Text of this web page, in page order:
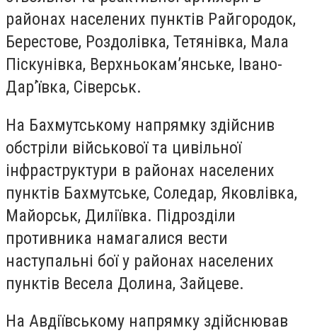
районах населених пунктів Райгородок,
Берестове, Роздолівка, Тетянівка, Мала
Піскунівка, Верхньокам’янське, Івано-
Дар’ївка, Сіверськ.
На Бахмутському напрямку здійснив
обстріли військової та цивільної
інфраструктури в районах населених
пунктів Бахмутське, Соледар, Яковлівка,
Майорськ, Диліївка. Підрозділи
противника намагалися вести
наступальні бої у районах населених
пунктів Весела Долина, Зайцеве.
На Авдіївському напрямку здійснював